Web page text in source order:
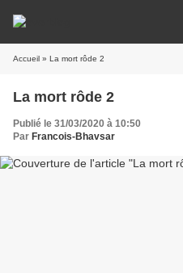
Accueil » La mort rôde 2
La mort rôde 2
Publié le 31/03/2020 à 10:50
Par Francois-Bhavsar